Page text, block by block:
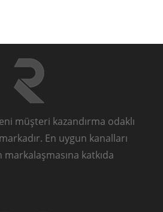
müşteri kazandırma odaklı
En uygun kanalları
katkıda